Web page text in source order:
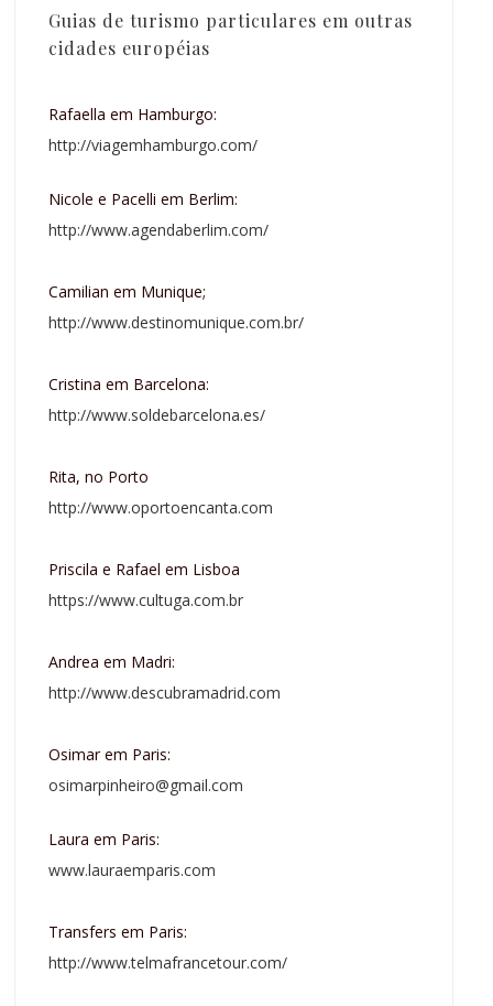
Guias de turismo particulares em outras
cidades européias
Rafaella em Hamburgo:
http://viagemhamburgo.com/
Nicole e Pacelli em Berlim:
http://www.agendaberlim.com/
Camilian em Munique;
http://www.destinomunique.com.br/
Cristina em Barcelona:
http://www.soldebarcelona.es/
Rita, no Porto
http://www.oportoencanta.com
Priscila e Rafael em Lisboa
https://www.cultuga.com.br
Andrea em Madri:
http://www.descubramadrid.com
Osimar em Paris:
osimarpinheiro@gmail.com
Laura em Paris:
www.lauraemparis.com
Transfers em Paris:
http://www.telmafrancetour.com/